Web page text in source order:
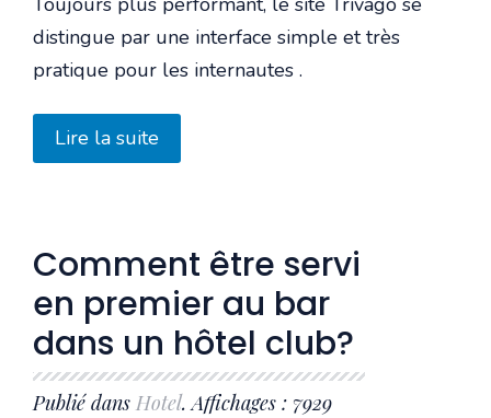
distingue par une interface simple et très
pratique pour les internautes .
Lire la suite
Comment être servi
en premier au bar
dans un hôtel club?
Publié dans Hotel. Affichages : 7929